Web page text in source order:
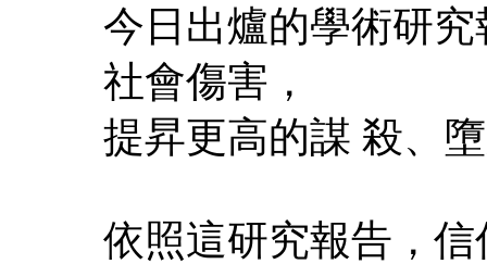
今日出爐的學術研
社會傷害，
提昇更高的謀 殺、
依照這研究報告，